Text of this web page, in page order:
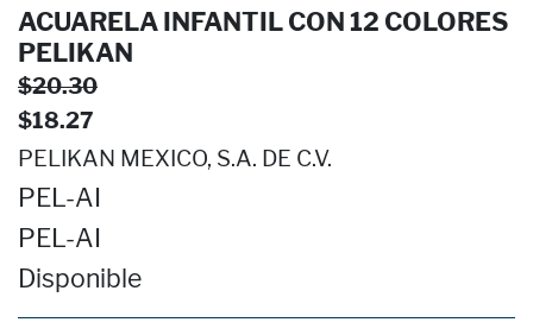
ACUARELA INFANTIL CON 12 COLORES
PELIKAN
$20.30
$18.27
PELIKAN MEXICO, S.A. DE C.V.
PEL-AI
PEL-AI
Disponible